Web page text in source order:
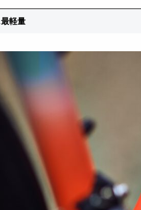
軽量